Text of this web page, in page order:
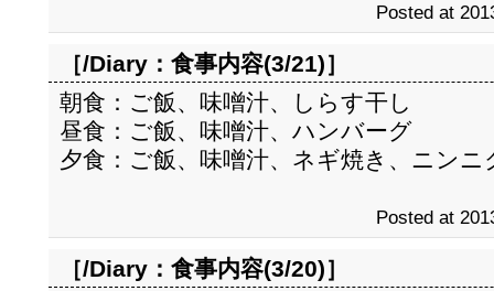
Posted at
［/Diary： 食事内容(3/21)］
朝食：ご飯、味噌汁、しらす干し
昼食：ご飯、味噌汁、ハンバーグ
夕食：ご飯、味噌汁、ネギ焼き、ニンニ
Posted at
［/Diary： 食事内容(3/20)］